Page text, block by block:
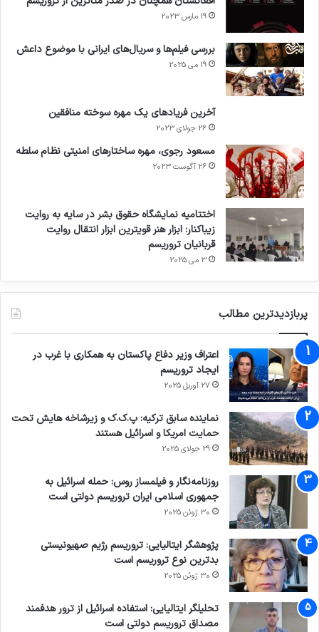
19 مارس 2023
بررسی فیلم‌ها و سریال‌های ایرانی با موضوع داعش
19 می 2025
آخرین فریادهای یک مهره سوخته منافقین
26 جولای 2023
مسعود رجوی، مهره ساختارهای امنیتی نظام سلطه
26 آگوست 2023
اختتامیه نمایشگاه حقوق بشر در سایه به روایت
زیباکنار: ابزار هنر قویترین ابزار انتقال روایت
قربانیان تروریسم
3 می 2025
پربازدیدترین مطالب
اعتراف وزیر دفاع پاکستان به همکاری با غرب در
ایجاد تروریسم
27 آوریل 2025
نماینده سابق ترکیه: پ.ک.ک و زیرشاخه هایش تحت
حمایت امریکا و اسرائیل هستند
29 جولای 2025
روزنامه‌نگار و فیلمساز روس: حمله اسرائیل به
جمهوری اسلامی ایران تروریسم دولتی است
30 ژوئن 2025
پژوهشگر ایتالیایی: تروریسم رژیم صهیونیستی
بدترین نوع تروریسم است
30 ژوئن 2025
تحلیلگر ایتالیایی: استفاده اسرائیل از ترور هدفمند
مصداق تروریسم دولتی است